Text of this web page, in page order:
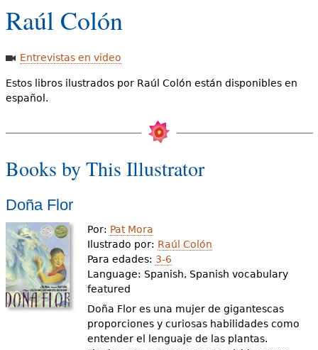
Enseñanza de los estudiantes bilingües
Libros & Autores
Videos
U
s
t
e
e
s
á
a
q
u
í
Raúl Colón
Entrevistas en video
Estos libros ilustrados por Raúl Colón están disponibles en
español.
Books by This Illustrator
Doña Flor
Por: Pat Mora
Ilustrado por: Raúl Colón
Para edades: 3-6
Language: Spanish, Spanish vocabulary
featured
Doña Flor es una mujer de gigantescas
proporciones y curiosas habilidades como
entender el lenguaje de las plantas.